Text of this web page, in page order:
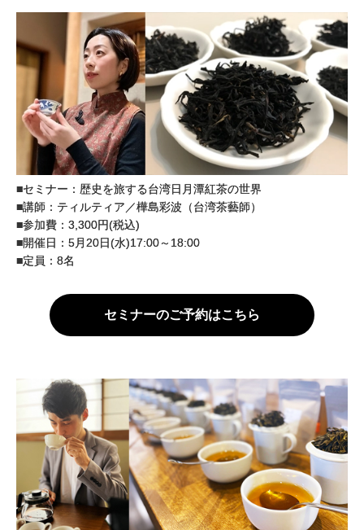
■セミナー：歴史を旅する台湾日月潭紅茶の世界
■講師：ティルティア／樺島彩波（台湾茶藝師）
■参加費：3,300円(税込)
■開催日：5月20日(水)17:00～18:00
■定員：8名
セミナーのご予約はこちら